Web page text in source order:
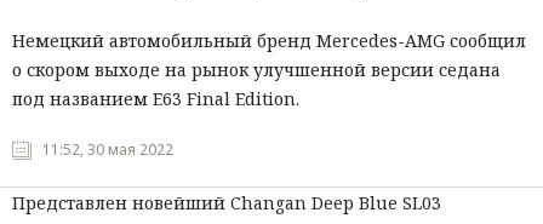
Немецкий автомобильный бренд Mercedes-AMG сообщил
о скором выходе на рынок улучшенной версии седана
под названием E63 Final Edition.
11:52, 30 мая 2022
Представлен новейший Changan Deep Blue SL03